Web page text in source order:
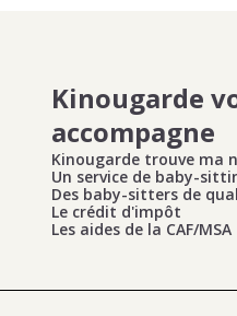
Kinougarde
accompagne
Kinougarde trouve ma
Un service de baby-
Des baby-sitters de
Le crédit d'impôt
Les aides de la CAF/MSA